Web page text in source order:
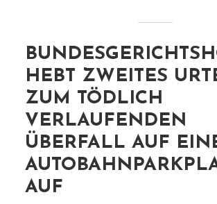
HEBT ZWEITES
ZUM TÖDLICH
VERLAUFENDEN
ÜBERFALL AUF
AUF